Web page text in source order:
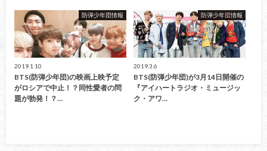
防弾少年団情報
2019.1.10
BTS(防弾少年団)の映画上映予定
がロシアで中止！？同性愛者の問
題が勃発！？…
防弾少年団情報
2019.3.6
BTS(防弾少年団)が3月14日開催の
『アイハートラジオ・ミュージッ
ク・アワ…